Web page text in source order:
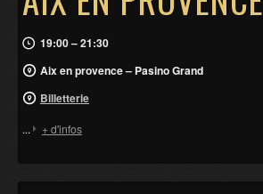
19:00 – 21:30
Aix en provence – Pasino Grand
Billetterie
... + d'infos